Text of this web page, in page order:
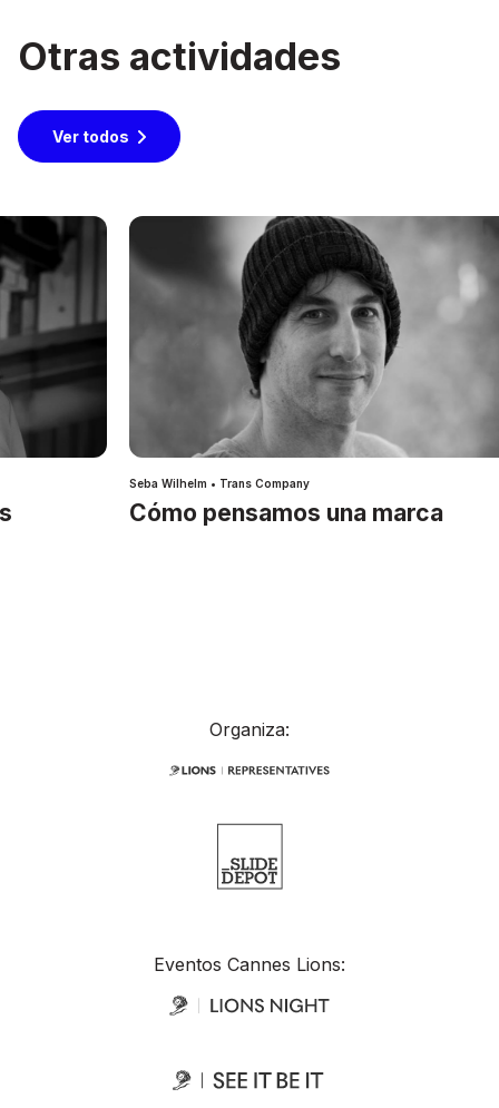
Otras actividades
Ver todos
Seba Wilhelm • Trans Company
Cómo pensamos una marca
Organiza:
Eventos Cannes Lions: